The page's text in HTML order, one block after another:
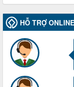
HỖ TRỢ ONLINE
3716/TLD-TC
Công văn hướng
đoàn khi đơn vị
Thời gian đăng:
lượt xem: 2006 |